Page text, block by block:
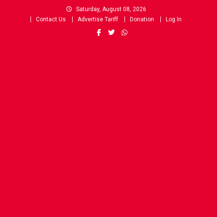
Saturday, August 08, 2026
Contact Us
Advertise Tariff Donation Log In